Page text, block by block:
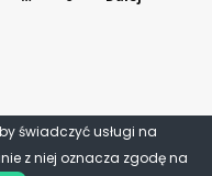
świadczyć usługi na
z niej oznacza zgodę na